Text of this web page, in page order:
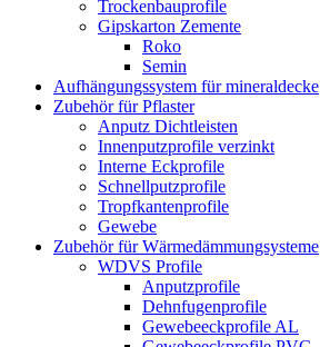
Trockenbauprofile
Gipskarton Zemente
Roko
Semin
Aufhängungssystem für mineraldecke
Zubehör für Pflaster
Anputz Dichtleisten
Innenputzprofile verzinkt
Interne Eckprofile
Schnellputzprofile
Tropfkantenprofile
Gewebe
Zubehör für Wärmedämmungsysteme
WDVS Profile
Anputzprofile
Dehnfugenprofile
Gewebeeckprofile AL